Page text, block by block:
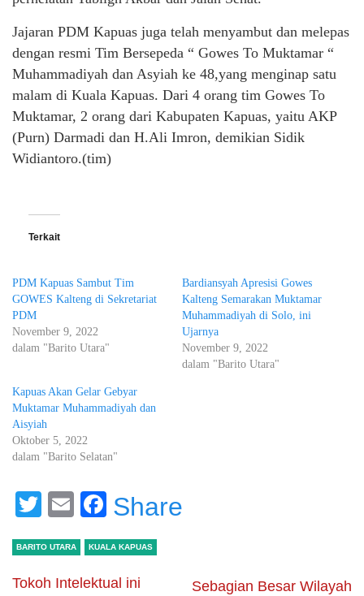
Jajaran PDM Kapuas juga telah menyambut dan melepas
dengan resmi Tim Bersepeda “ Gowes To Muktamar “
Muhammadiyah dan Asyiah ke 48,yang menginap satu
malam di Kuala Kapuas. Dari 4 orang tim Gowes To
Muktamar, 2 orang dari Kabupaten Kapuas, yaitu AKP
(Purn) Darmadi dan H.Ali Imron, demikian Sidik
Widiantoro.(tim)
Terkait
PDM Kapuas Sambut Tim
GOWES Kalteng di Sekretariat
PDM
November 9, 2022
dalam "Barito Utara"
Bardiansyah Apresisi Gowes
Kalteng Semarakan Muktamar
Muhammadiyah di Solo, ini
Ujarnya
November 9, 2022
dalam "Barito Utara"
Kapuas Akan Gelar Gebyar
Muktamar Muhammadiyah dan
Aisyiah
Oktober 5, 2022
dalam "Barito Selatan"
Twitter
EmailFacebook
Share
BARITO UTARA KUALA KAPUAS
Tokoh Intelektual ini
Sebagian Besar Wilayah